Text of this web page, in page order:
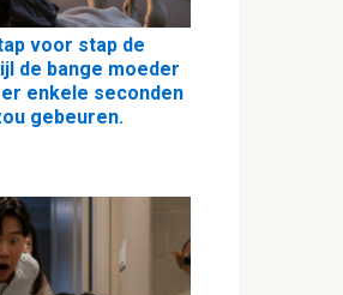
voor stap de
de bange moeder
enkele seconden
gebeuren.